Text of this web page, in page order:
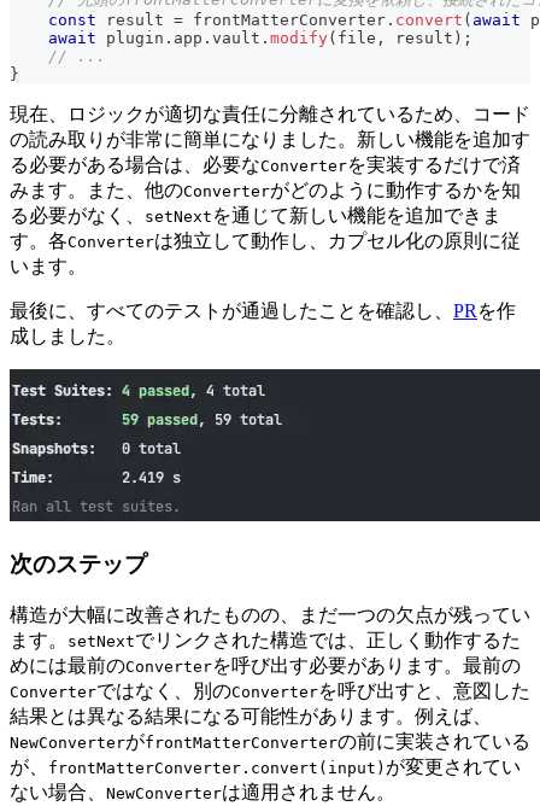
const result = frontMatterConverter . convert ( await
await plugin . app . vault . modify( file , result ) ;
// ...
}
現在、ロジックが適切な責任に分離されているため、コード
の読み取りが非常に簡単になりました。新しい機能を追加す
る必要がある場合は、必要なConverterを実装するだけで済
みます。また、他のConverterがどのように動作するかを知
る必要がなく、
setNext を通じて新しい機能を追加できま
す。各Converterは独立して動作し、カプセル化の原則に従
います。
最後に、すべてのテストが通過したことを確認し、 PR を作
成しました。
次のステップ
構造が大幅に改善されたものの、まだ一つの欠点が残ってい
ます。
setNextでリンクされた構造では、正しく動作するた
めには最前のConverterを呼び出す必要があります。最前の
Converterではなく、別のConverterを呼び出すと、意図した
結果とは異なる結果になる可能性があります。例えば、
NewConverterがfrontMatterConverterの前に実装されている
が、
frontMatterConverter.convert(input) が変更されてい
ない場合、 NewConverterは適用されません。